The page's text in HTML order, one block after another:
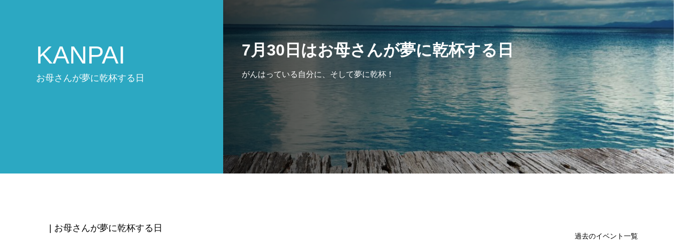
KANPAI
お母さんが夢に乾杯する日
7月30日はお母さんが夢に乾杯する日
がんはっている自分に、そして夢に乾杯！
| お母さんが夢に乾杯する日
過去のイベント一覧